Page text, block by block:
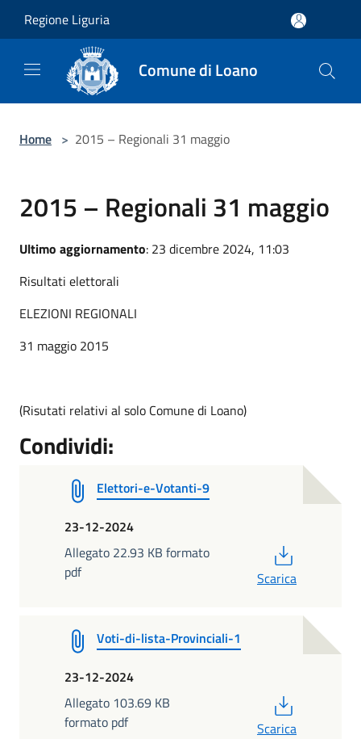
Regione Liguria
Comune di Loano
Home > 2015 – Regionali 31 maggio
2015 – Regionali 31 maggio
Ultimo aggiornamento: 23 dicembre 2024, 11:03
Risultati elettorali
ELEZIONI REGIONALI
31 maggio 2015
(Risutati relativi al solo Comune di Loano)
Condividi:
Elettori-e-Votanti-9
23-12-2024
Allegato 22.93 KB formato
pdf
Scarica
Voti-di-lista-Provinciali-1
23-12-2024
Allegato 103.69 KB
formato pdf
Scarica